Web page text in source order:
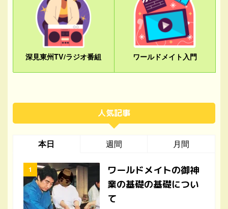
深見東州TV/ラジオ番組 ワールドメイト入門
人気記事
本日 週間 月間
ワールドメイトの御神
業の基礎の基礎につい
て